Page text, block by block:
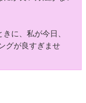
に、私が今日、
グが良すぎませ